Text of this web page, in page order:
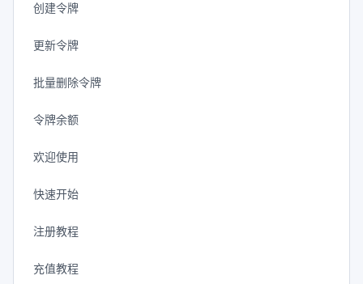
创建令牌
更新令牌
批量删除令牌
令牌余额
欢迎使用
快速开始
注册教程
充值教程